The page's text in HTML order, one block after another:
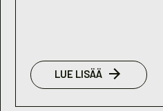
LUE LISÄÄ: